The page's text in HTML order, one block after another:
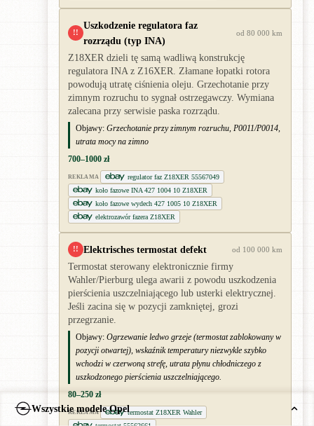
!!
Uszkodzenie regulatora faz
rozrządu (typ INA)
od 80 000 km
Z18XER dzieli tę samą wadliwą konstrukcję
regulatora INA z Z16XER. Złamane łopatki rotora
powodują utratę ciśnienia oleju. Grzechotanie przy
zimnym rozruchu to sygnał ostrzegawczy. Wymiana
zalecana przy serwisie paska rozrządu.
Objawy: Grzechotanie przy zimnym rozruchu, P0011/P0014,
utrata mocy na zimno
700–1000 zł
REKLAMA
regulator faz Z18XER 55567049
koło fazowe INA 427 1004 10 Z18XER
koło fazowe wydech 427 1005 10 Z18XER
elektrozawór fazera Z18XER
!! Elektrisches termostat defekt od 100 000 km
Termostat sterowany elektronicznie firmy
Wahler/Pierburg ulega awarii z powodu uszkodzenia
pierścienia uszczelniającego lub usterki elektrycznej.
Jeśli zacina się w pozycji zamkniętej, grozi
przegrzanie.
Objawy: Ogrzewanie ledwo grzeje (termostat zablokowany w
pozycji otwartej), wskaźnik temperatury niezwykle szybko
wchodzi w czerwoną strefę, utrata płynu chłodniczego z
uszkodzonego pierścienia uszczelniającego.
80–250 zł
REKLAMA
termostat Z18XER Wahler
Wszystkie modele Opel